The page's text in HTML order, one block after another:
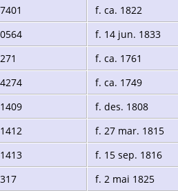
f. ca. 1822
f. 14 jun. 1833
f. ca. 1761
f. ca. 1749
f. des. 1808
f. 27 mar. 1815
f. 15 sep. 1816
f. 2 mai 1825